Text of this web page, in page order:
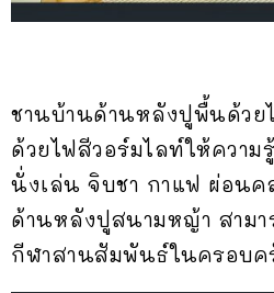
ชานบ้านด้านหลังปูพื้นด้วย
ด้วยไฟสีวอร์มไลท์ให้ความ
นั่งเล่น จิบชา กาแฟ ผ่อนค
ด้านหลังปูสนามหญ้า สาม
กีฬาสานสัมพันธ์ในครอบค